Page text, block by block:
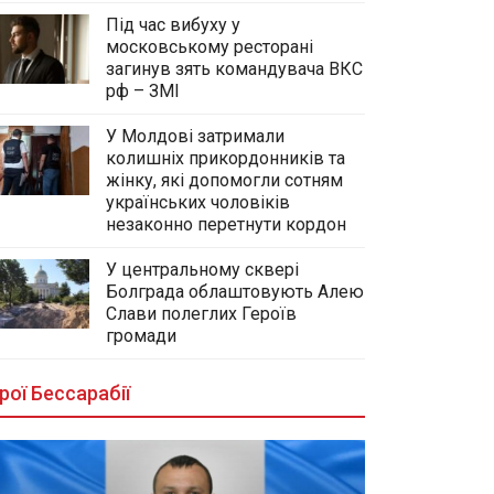
Під час вибуху у
московському ресторані
загинув зять командувача ВКС
рф – ЗМІ
У Молдові затримали
колишніх прикордонників та
жінку, які допомогли сотням
українських чоловіків
незаконно перетнути кордон
У центральному сквері
Болграда облаштовують Алею
Слави полеглих Героїв
громади
Бессарабії